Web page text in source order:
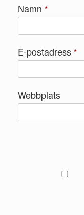
Namn *
E-postadress *
Webbplats